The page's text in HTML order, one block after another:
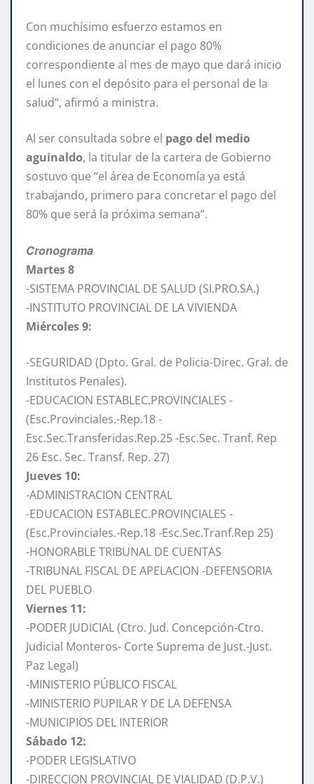
Con muchísimo esfuerzo estamos en
condiciones de anunciar el pago 80%
correspondiente al mes de mayo que dará inicio
el lunes con el depósito para el personal de la
salud”, afirmó a ministra.
Al ser consultada sobre el pago del medio
aguinaldo, la titular de la cartera de Gobierno
sostuvo que “el área de Economía ya está
trabajando, primero para concretar el pago del
80% que será la próxima semana”.
Cronograma
Martes 8
-SISTEMA PROVINCIAL DE SALUD (SI.PRO.SA.)
-INSTITUTO PROVINCIAL DE LA VIVIENDA
Miércoles 9:
-SEGURIDAD (Dpto. Gral. de Policia-Direc. Gral. de
Institutos Penales).
-EDUCACION ESTABLEC.PROVINCIALES -
(Esc.Provinciales.-Rep.18 -
Esc.Sec.Transferidas.Rep.25 -Esc.Sec. Tranf. Rep
26 Esc. Sec. Transf. Rep. 27)
Jueves 10:
-ADMINISTRACION CENTRAL
-EDUCACION ESTABLEC.PROVINCIALES -
(Esc.Provinciales.-Rep.18 -Esc.Sec.Tranf.Rep 25)
-HONORABLE TRIBUNAL DE CUENTAS
-TRIBUNAL FISCAL DE APELACION -DEFENSORIA
DEL PUEBLO
Viernes 11:
-PODER JUDICIAL (Ctro. Jud. Concepción-Ctro.
Judicial Monteros- Corte Suprema de Just.-Just.
Paz Legal)
-MINISTERIO PÚBLICO FISCAL
-MINISTERIO PUPILAR Y DE LA DEFENSA
-MUNICIPIOS DEL INTERIOR
Sábado 12:
-PODER LEGISLATIVO
-DIRECCION PROVINCIAL DE VIALIDAD (D.P.V.)